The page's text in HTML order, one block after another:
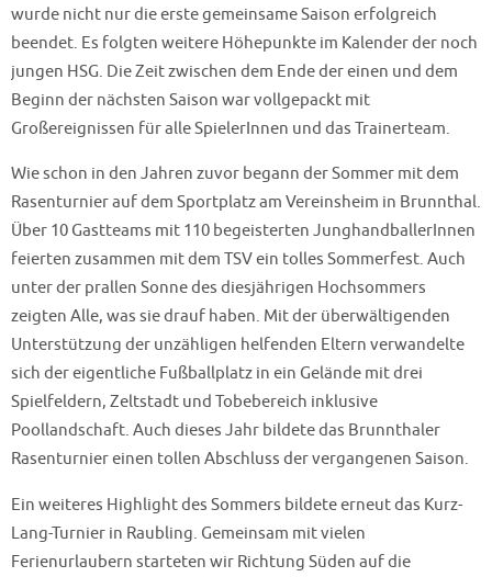
wurde nicht nur die erste gemeinsame Saison erfolgreich
beendet. Es folgten weitere Höhepunkte im Kalender der noch
jungen HSG. Die Zeit zwischen dem Ende der einen und dem
Beginn der nächsten Saison war vollgepackt mit
Großereignissen für alle SpielerInnen und das Trainerteam.
Wie schon in den Jahren zuvor begann der Sommer mit dem
Rasenturnier auf dem Sportplatz am Vereinsheim in Brunnthal.
Über 10 Gastteams mit 110 begeisterten JunghandballerInnen
feierten zusammen mit dem TSV ein tolles Sommerfest. Auch
unter der prallen Sonne des diesjährigen Hochsommers
zeigten Alle, was sie drauf haben. Mit der überwältigenden
Unterstützung der unzähligen helfenden Eltern verwandelte
sich der eigentliche Fußballplatz in ein Gelände mit drei
Spielfeldern, Zeltstadt und Tobebereich inklusive
Poollandschaft. Auch dieses Jahr bildete das Brunnthaler
Rasenturnier einen tollen Abschluss der vergangenen Saison.
Ein weiteres Highlight des Sommers bildete erneut das Kurz-
Lang-Turnier in Raubling. Gemeinsam mit vielen
Ferienurlaubern starteten wir Richtung Süden auf die